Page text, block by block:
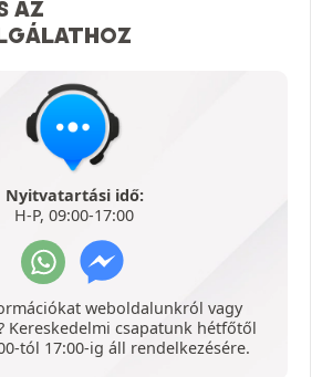
AZ
Nyitvatartási idő:
H-P, 09:00-17:00
weboldalunkról vagy
Kereskedelmi csapatunk hétfőtől
tól 17:00-ig áll rendelkezésére.